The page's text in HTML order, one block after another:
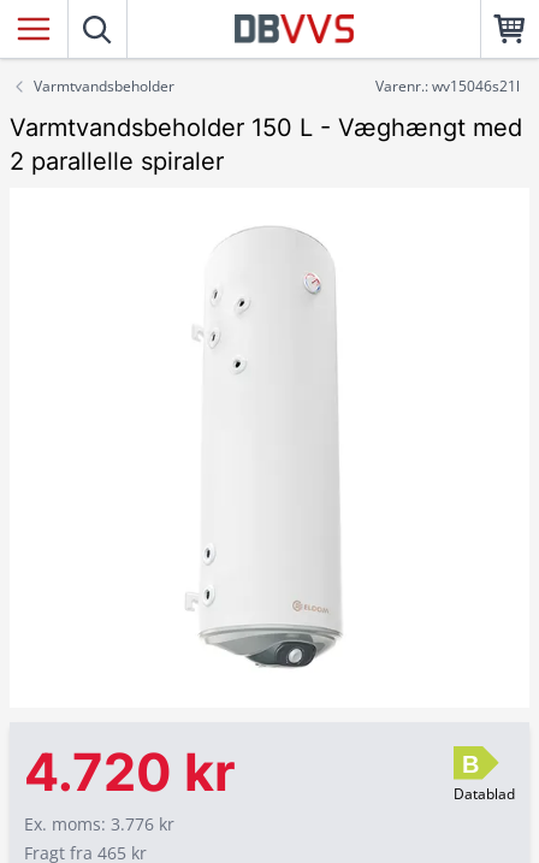
Varmtvandsbeholder Varenr.: wv15046s21l
Varmtvandsbeholder 150 L - Væghængt med
2 parallelle spiraler
4.720 kr B
Datablad
Ex. moms: 3.776 kr
Fragt fra 465 kr